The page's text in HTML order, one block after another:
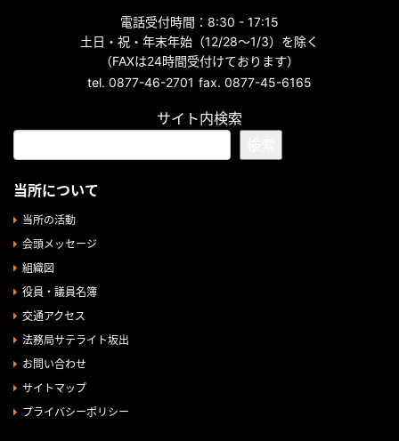
電話受付時間：8:30 - 17:15
土日・祝・年末年始（12/28～1/3）を除く
（FAXは24時間受付けております）
tel. 0877-46-2701 fax. 0877-45-6165
サイト内検索
当所について
当所の活動
会頭メッセージ
組織図
役員・議員名簿
交通アクセス
法務局サテライト坂出
お問い合わせ
サイトマップ
プライバシーポリシー